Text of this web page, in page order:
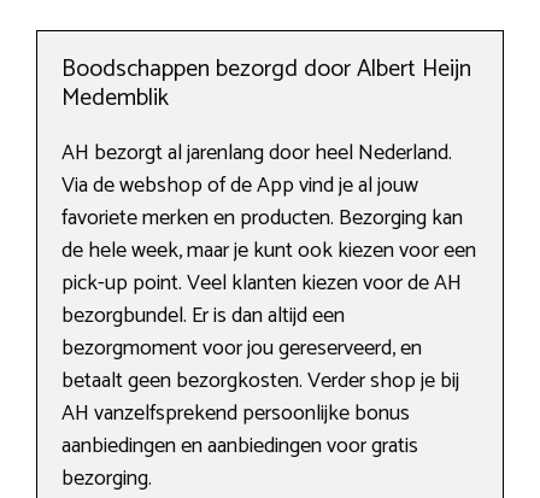
Boodschappen bezorgd door Albert Heijn
Medemblik
AH bezorgt al jarenlang door heel Nederland.
Via de webshop of de App vind je al jouw
favoriete merken en producten. Bezorging kan
de hele week, maar je kunt ook kiezen voor een
pick-up point. Veel klanten kiezen voor de AH
bezorgbundel. Er is dan altijd een
bezorgmoment voor jou gereserveerd, en
betaalt geen bezorgkosten. Verder shop je bij
AH vanzelfsprekend persoonlijke bonus
aanbiedingen en aanbiedingen voor gratis
bezorging.